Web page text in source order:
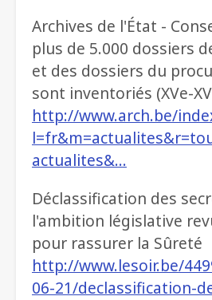
Archives de l'État -
plus de 5.000 dossiers
et des dossiers du
sont inventoriés (XVe-
http://www.arch.be/
actualites&…
Déclassification des
l'ambition législative
pour rassurer la Sûreté
http://www.lesoir.be/
06-21/declassification-